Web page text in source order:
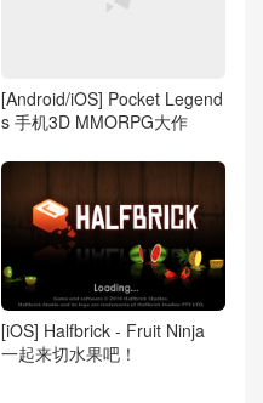
[Android/iOS] Pocket Legend
s 手机3D MMORPG大作
[iOS] Halfbrick - Fruit Ninja
一起来切水果吧！